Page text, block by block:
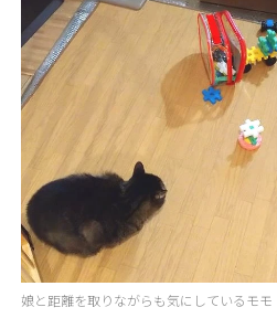
娘と距離を取りながらも気にしているモモ